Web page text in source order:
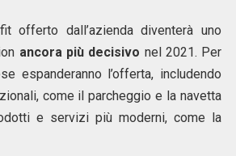
offerto dall’azienda diventerà uno
ancora più decisivo nel 2021. Per
espanderanno l’offerta, includendo
come il parcheggio e la navetta
e servizi più moderni, come la